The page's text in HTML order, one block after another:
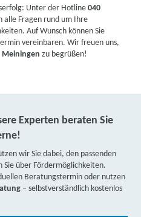
Unter der Hotline040
Fragen rund um Ihre
Auf Wunsch können Sie
vereinbaren. Wir freuen uns,
Meiningen zu begrüßen!
Experten beraten Sie
wir Sie dabei, den passenden
Sie über Fördermöglichkeiten.
Beratungstermin oder nutzen
– selbstverständlich kostenlos